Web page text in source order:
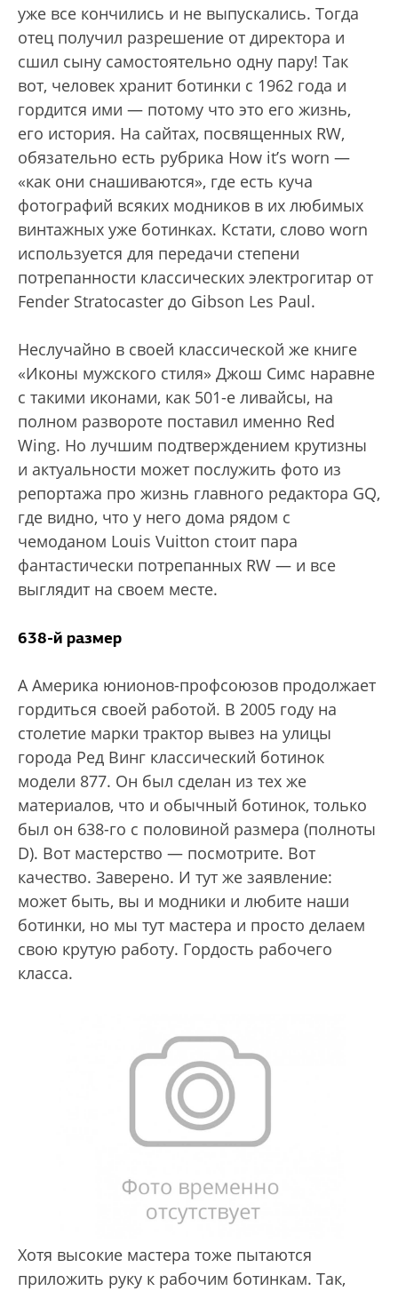
уже все кончились и не выпускались. Тогда
отец получил разрешение от директора и
сшил сыну самостоятельно одну пару! Так
вот, человек хранит ботинки с 1962 года и
гордится ими — потому что это его жизнь,
его история. На сайтах, посвященных RW,
обязательно есть рубрика How it’s worn —
«как они снашиваются», где есть куча
фотографий всяких модников в их любимых
винтажных уже ботинках. Кстати, слово worn
используется для передачи степени
потрепанности классических электрогитар от
Fender Stratocaster до Gibson Les Paul.
Неслучайно в своей классической же книге
«Иконы мужского стиля» Джош Симс наравне
с такими иконами, как 501-е ливайсы, на
полном развороте поставил именно Red
Wing. Но лучшим подтверждением крутизны
и актуальности может послужить фото из
репортажа про жизнь главного редактора GQ,
где видно, что у него дома рядом с
чемоданом Louis Vuitton стоит пара
фантастически потрепанных RW — и все
выглядит на своем месте.
638-й размер
А Америка юнионов-профсоюзов продолжает
гордиться своей работой. В 2005 году на
столетие марки трактор вывез на улицы
города Ред Винг классический ботинок
модели 877. Он был сделан из тех же
материалов, что и обычный ботинок, только
был он 638-го с половиной размера (полноты
D). Вот мастерство — посмотрите. Вот
качество. Заверено. И тут же заявление:
может быть, вы и модники и любите наши
ботинки, но мы тут мастера и просто делаем
свою крутую работу. Гордость рабочего
класса.
Хотя высокие мастера тоже пытаются
приложить руку к рабочим ботинкам. Так,